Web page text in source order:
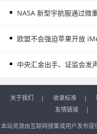
NASA 新型宇航服通过微
欧盟不会强迫苹果开放
中央汇金出手、证监会发
关于我们 | 收录标准 |
友情链接
|
本站资源由互联网搜集或用户发布